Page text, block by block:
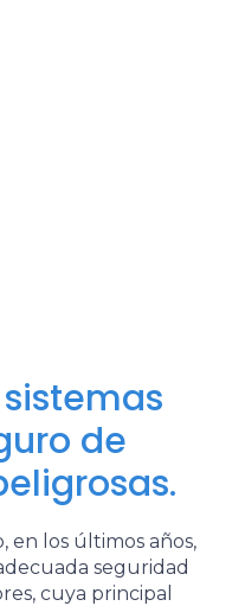
de
en los últimos años,
seguridad
cuya principal